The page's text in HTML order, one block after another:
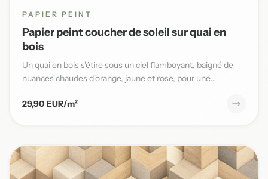
PAPIER PEINT
Papier peint coucher de soleil sur quai en
bois
Un quai en bois s'étire sous un ciel flamboyant, baigné de
nuances chaudes d'orange, jaune et rose, pour une
29,90 EUR/m²